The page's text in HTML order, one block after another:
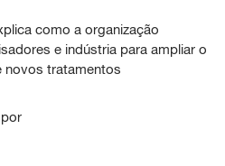
como a organização
e indústria para ampliar o
novos tratamentos